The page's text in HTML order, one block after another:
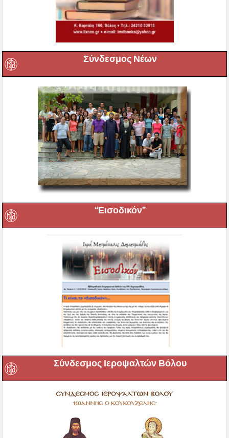
Σύνδεσμος Νέων
“Εισοδικόν”
Σύνδεσμος Ιεροψαλτών Βόλου